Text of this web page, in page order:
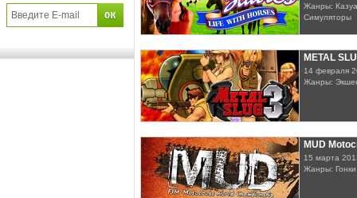
Жанры:
Симуляторы
METAL
14 февраля
Жанры:
MUD
15 марта
Жанры: Гонки